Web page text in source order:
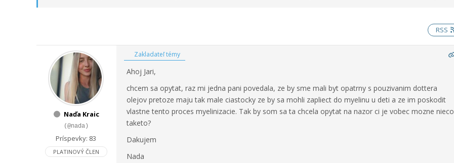
RSS
Naďa Kraic
(@nada)
Príspevky: 83
PLATINOVÝ ČLEN
Zakladateľ témy
Ahoj Jari,
chcem sa opytat, raz mi jedna pani povedala, ze by sme mali byt opatrny s pouzivanim dottera
olejov pretoze maju tak male ciastocky ze by sa mohli zapliect do myelinu u deti a ze im poskodit
vlastne tento proces myelinizacie. Tak by som sa ta chcela opytat na nazor ci je vobec mozne nieco
taketo?
Dakujem
Nada